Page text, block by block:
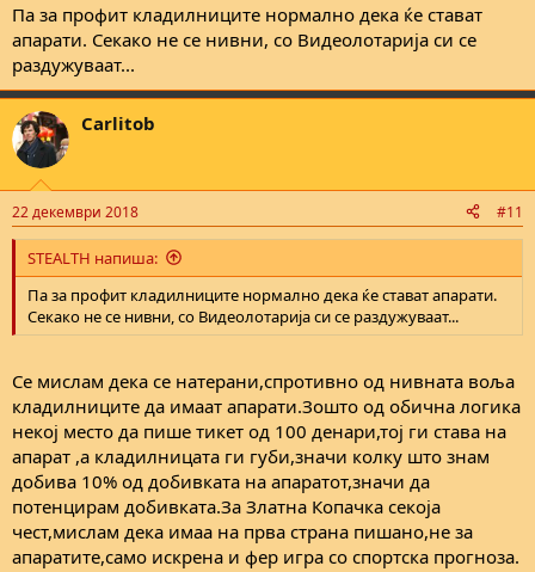
Па за профит кладилниците нормално дека ќе стават
апарати. Секако не се нивни, со Видеолотарија си се
раздужуваат...
Carlitob
22 декември 2018 #11
STEALTH напиша:
Па за профит кладилниците нормално дека ќе стават апарати.
Секако не се нивни, со Видеолотарија си се раздужуваат...
Се мислам дека се натерани,спротивно од нивната воља
кладилниците да имаат апарати.Зошто од обична логика
некој место да пише тикет од 100 денари,тој ги става на
апарат ,а кладилницата ги губи,значи колку што знам
добива 10% од добивката на апаратот,значи да
потенцирам добивката.За Златна Копачка секоја
чест,мислам дека имаа на прва страна пишано,не за
апаратите,само искрена и фер игра со спортска прогноза.